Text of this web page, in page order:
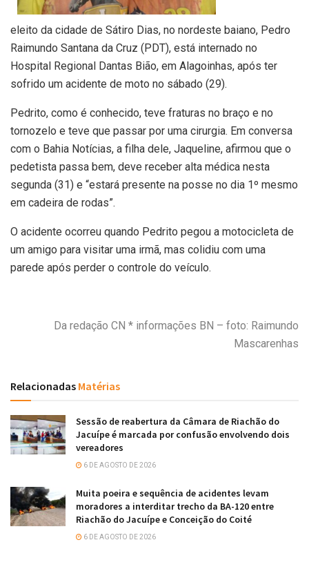
eleito da cidade de Sátiro Dias, no nordeste baiano, Pedro
Raimundo Santana da Cruz (PDT), está internado no
Hospital Regional Dantas Bião, em Alagoinhas, após ter
sofrido um acidente de moto no sábado (29).
Pedrito, como é conhecido, teve fraturas no braço e no
tornozelo e teve que passar por uma cirurgia. Em conversa
com o Bahia Notícias, a filha dele, Jaqueline, afirmou que o
pedetista passa bem, deve receber alta médica nesta
segunda (31) e “estará presente na posse no dia 1º mesmo
em cadeira de rodas”.
O acidente ocorreu quando Pedrito pegou a motocicleta de
um amigo para visitar uma irmã, mas colidiu com uma
parede após perder o controle do veículo.
Da redação CN * informações BN – foto: Raimundo
Mascarenhas
Relacionadas Matérias
Sessão de reabertura da Câmara de Riachão do
Jacuípe é marcada por confusão envolvendo dois
vereadores
6 DE AGOSTO DE 2026
Muita poeira e sequência de acidentes levam
moradores a interditar trecho da BA-120 entre
Riachão do Jacuípe e Conceição do Coité
6 DE AGOSTO DE 2026